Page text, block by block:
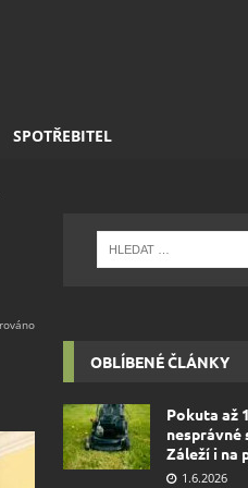
SPOTŘEBITEL
OBLÍBENÉ ČLÁNKY
Pokuta až
nesprávné
Záleží i na
1.6.2026